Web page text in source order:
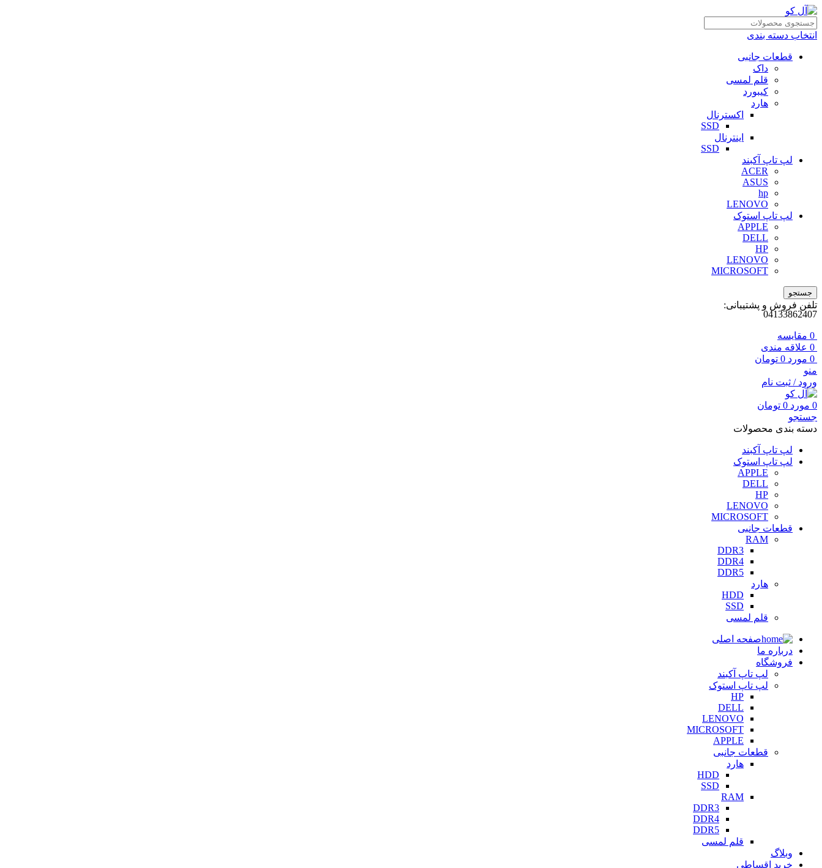
انتخاب دسته بندی
قطعات جانبی
داک
قلم لمسی
کیبورد
هارد
اکسترنال
SSD
اینترنال
SSD
لپ تاپ آکبند
ACER
ASUS
hp
LENOVO
لپ تاپ استوک
APPLE
DELL
HP
LENOVO
MICROSOFT
جستجو
تلفن فروش و پشتیبانی:
04133862407
0 مقايسه
0 علاقه مندی
0 مورد 0 تومان
منو
ورود / ثبت نام
0 مورد 0 تومان
جستجو
دسته بندی محصولات
لپ تاپ آکبند
لپ تاپ استوک
APPLE
DELL
HP
LENOVO
MICROSOFT
قطعات جانبی
RAM
DDR3
DDR4
DDR5
هارد
HDD
SSD
قلم لمسی
صفحه اصلی
درباره ما
فروشگاه
لپ تاپ آکبند
لپ تاپ استوک
HP
DELL
LENOVO
MICROSOFT
APPLE
قطعات جانبی
هارد
HDD
SSD
RAM
DDR3
DDR4
DDR5
قلم لمسی
وبلاگ
خرید اقساطی